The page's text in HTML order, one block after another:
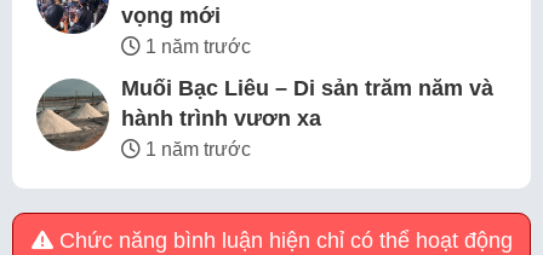
vọng mới
1 năm trước
Muối Bạc Liêu – Di sản trăm năm và
hành trình vươn xa
1 năm trước
Chức năng bình luận hiện chỉ có thể hoạt động